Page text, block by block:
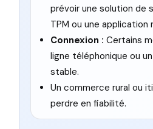
prévoir une solution de
TPM ou une application
Connexion : Certains
ligne téléphonique ou
stable.
Un commerce rural ou
perdre en fiabilité.